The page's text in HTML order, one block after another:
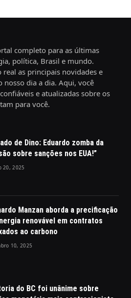
completo para as últimas
política, Brasil e mundo.
as principais novidades e
nosso dia a dia. Aqui, você
e atualizadas sobre os
para você.
de Dino: Eduardo zomba da
sobre sanções nos EUA!”
20, 2025
Manzan aborda a precificação
renovável em contratos
ao carbono
10, 2025
do BC foi unânime sobre